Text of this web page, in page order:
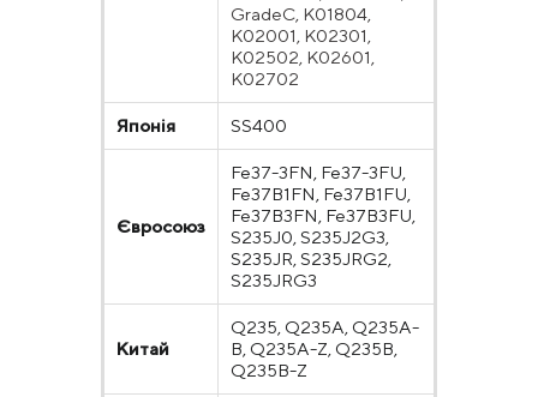
GradeC, K01804,
K02001, K02301,
K02502, K02601,
K02702
Японія SS400
Євросоюз
Fe37-3FN, Fe37-3FU,
Fe37B1FN, Fe37B1FU,
Fe37B3FN, Fe37B3FU,
S235J0, S235J2G3,
S235JR, S235JRG2,
S235JRG3
Китай
Q235, Q235A, Q235A-
B, Q235A-Z, Q235B,
Q235B-Z